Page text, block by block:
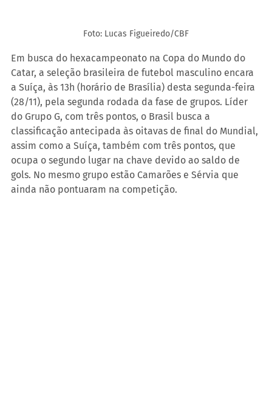
Foto: Lucas Figueiredo/CBF
Em busca do hexacampeonato na Copa do Mundo do
Catar, a seleção brasileira de futebol masculino encara
a Suíça, às 13h (horário de Brasília) desta segunda-feira
(28/11), pela segunda rodada da fase de grupos. Líder
do Grupo G, com três pontos, o Brasil busca a
classificação antecipada às oitavas de final do Mundial,
assim como a Suíça, também com três pontos, que
ocupa o segundo lugar na chave devido ao saldo de
gols. No mesmo grupo estão Camarões e Sérvia que
ainda não pontuaram na competição.